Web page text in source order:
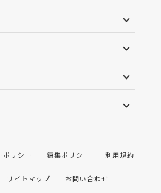
ポリシー 編集ポリシー 利用規約
サイトマップ お問い合わせ